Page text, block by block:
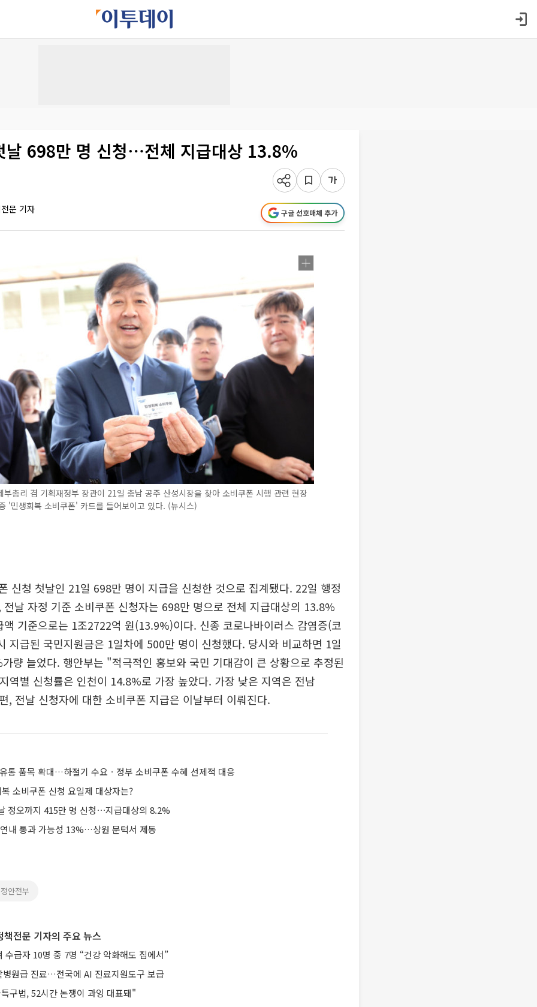
날 698만 명 신청⋯전체 지급대상 13.8%
문 기자 구글 선호매체 추가
총리 겸 기획재정부 장관이 21일 충남 공주 산성시장을 찾아 소비쿠폰 시행 관련 현장
'민생회복 소비쿠폰' 카드를 들어보이고 있다. (뉴시스)
신청 첫날인 21일 698만 명이 지급을 신청한 것으로 집계됐다. 22일 행정
전날 자정 기준 소비쿠폰 신청자는 698만 명으로 전체 지급대상의 13.8%
액 기준으로는 1조2722억 원(13.9%)이다. 신종 코로나바이러스 감염증(코
지급된 국민지원금은 1일차에 500만 명이 신청했다. 당시와 비교하면 1일
량 늘었다. 행안부는 "적극적인 홍보와 국민 기대감이 큰 상황으로 추정된
역별 신청률은 인천이 14.8%로 가장 높았다. 가장 낮은 지역은 전남
, 전날 신청자에 대한 소비쿠폰 지급은 이날부터 이뤄진다.
통 품목 확대…하절기 수요ㆍ정부 소비쿠폰 수혜 선제적 대응
소비쿠폰 신청 요일제 대상자는?
정오까지 415만 명 신청⋯지급대상의 8.2%
내 통과 가능성 13%…상원 문턱서 제동
안전부
전문 기자의 주요 뉴스
수급자 10명 중 7명 “건강 악화해도 집에서”
병원급 진료…전국에 AI 진료지원도구 보급
구법, 52시간 논쟁이 과잉 대표돼"